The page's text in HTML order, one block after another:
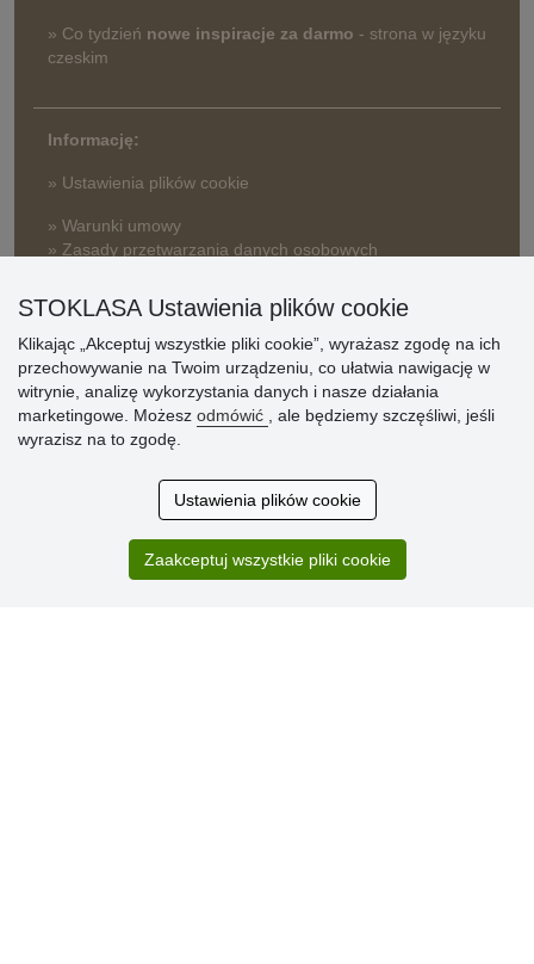
» Co tydzień nowe inspiracje za darmo - strona w języku
czeskim
Informację:
» Ustawienia plików cookie
» Warunki umowy
» Zasady przetwarzania danych osobowych
» Reklamacje
» Dlaczego należy się zarejestrować?
» Najczęściej zadawane pytania
Zakup przebiegł sprawnie. Jestem
zadowolona. Polecam.
STOKLASA Ustawienia plików cookie
Klikając „Akceptuj wszystkie pliki cookie”, wyrażasz zgodę na ich
przechowywanie na Twoim urządzeniu, co ułatwia nawigację w
witrynie, analizę wykorzystania danych i nasze działania
marketingowe. Możesz odmówić
, ale będziemy szczęśliwi, jeśli
wyrazisz na to zgodę.
Ustawienia plików cookie
Zaakceptuj wszystkie pliki cookie